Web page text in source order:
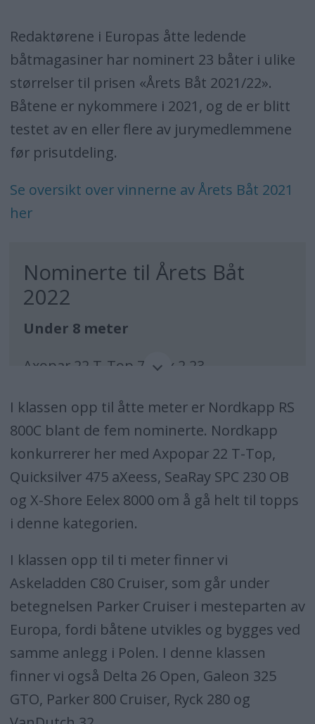
Redaktørene i Europas åtte ledende
båtmagasiner har nominert 23 båter i ulike
størrelser til prisen «Årets Båt 2021/22».
Båtene er nykommere i 2021, og de er blitt
testet av en eller flere av jurymedlemmene
før prisutdeling.
Se oversikt over vinnerne av Årets Båt 2021
her
Nominerte til Årets Båt
2022
Under 8 meter
Axopar 22 T-Top 7,20 x 2,23
Nordkapp RS 800C 7,49 x 2,52
Quicksilver 475 aXess
SeaRay SPX 230 OB 7,95 x 2,59
X-Shore Eelex 8000 8,00 x 2,50
Under 10 meter
Delta 26 open 8,10 x 2,60
Galeon 325 GTO 9,99 x 3,28
Parker 800 Cruiser 8,03 x 2,75
(Askeladden C80 Cruiser)
I klassen opp til åtte meter er Nordkapp RS
800C blant de fem nominerte. Nordkapp
konkurrerer her med Axpopar 22 T-Top,
Quicksilver 475 aXeess, SeaRay SPC 230 OB
og X-Shore Eelex 8000 om å gå helt til topps
i denne kategorien.
I klassen opp til ti meter finner vi
Askeladden C80 Cruiser, som går under
betegnelsen Parker Cruiser i mesteparten av
Europa, fordi båtene utvikles og bygges ved
samme anlegg i Polen. I denne klassen
finner vi også Delta 26 Open, Galeon 325
GTO, Parker 800 Cruiser, Ryck 280 og